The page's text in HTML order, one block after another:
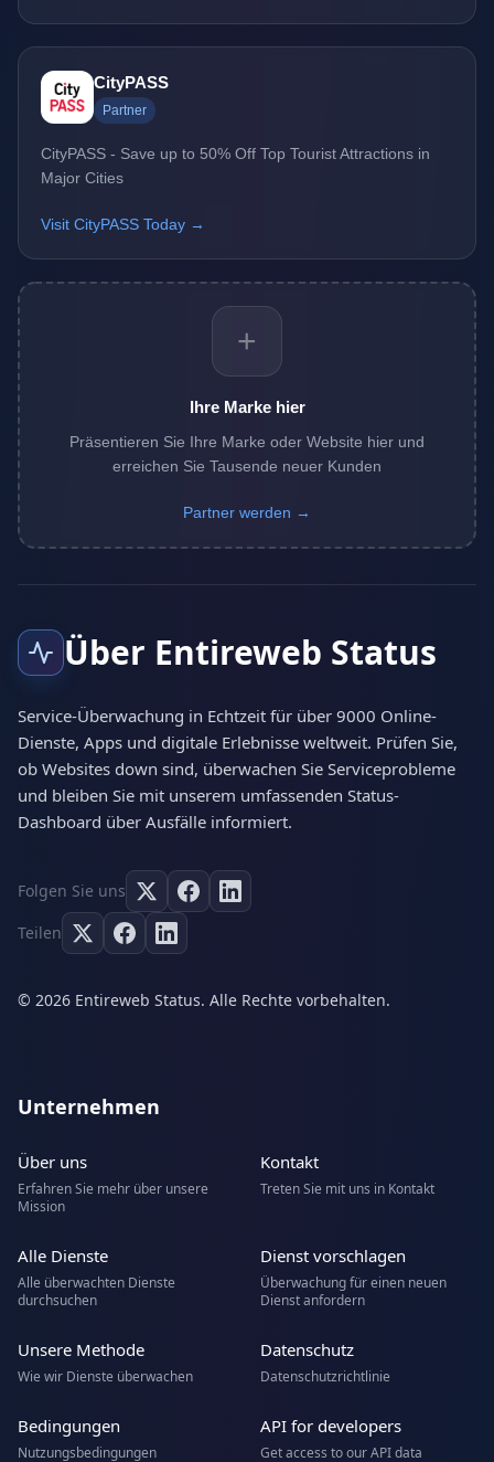
CityPASS
Partner
CityPASS - Save up to 50% Off Top Tourist Attractions in
Major Cities
Visit CityPASS Today →
+
Ihre Marke hier
Präsentieren Sie Ihre Marke oder Website hier und
erreichen Sie Tausende neuer Kunden
Partner werden →
Über Entireweb Status
Service-Überwachung in Echtzeit für über 9000 Online-
Dienste, Apps und digitale Erlebnisse weltweit. Prüfen Sie,
ob Websites down sind, überwachen Sie Serviceprobleme
und bleiben Sie mit unserem umfassenden Status-
Dashboard über Ausfälle informiert.
Folgen Sie uns
Teilen
© 2026 Entireweb Status. Alle Rechte vorbehalten.
Unternehmen
Über uns
Erfahren Sie mehr über unsere
Mission
Kontakt
Treten Sie mit uns in Kontakt
Alle Dienste
Alle überwachten Dienste
durchsuchen
Dienst vorschlagen
Überwachung für einen neuen
Dienst anfordern
Unsere Methode
Wie wir Dienste überwachen
Datenschutz
Datenschutzrichtlinie
Bedingungen
Nutzungsbedingungen
API for developers
Get access to our API data